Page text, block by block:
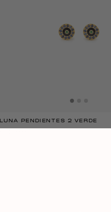
LUNA PENDIENTES 2 VERDE